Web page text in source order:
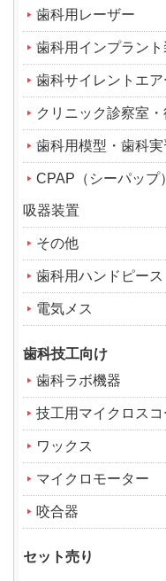
歯科用レーザー
歯科用インプラント
歯科サイレントエ
クリニック診察室
歯科用模型・歯科
CPAP（シーパップ
吸器装置
その他
歯科用ハンドピース
電気メス
歯科技工向け
歯科ラボ機器
技工用マイクロス
ワックス
マイクロモーター
咬合器
セット売り